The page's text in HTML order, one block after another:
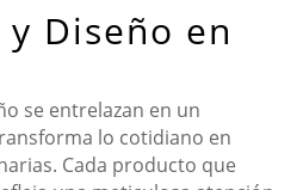
Diseño en
se entrelazan en un
lo cotidiano en
Cada producto que